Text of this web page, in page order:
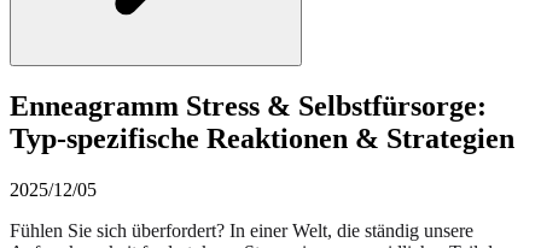
Enneagramm Stress & Selbstfürsorge:
Typ-spezifische Reaktionen & Strategien
2025/12/05
Fühlen Sie sich überfordert? In einer Welt, die ständig unsere